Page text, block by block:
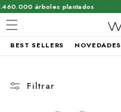
al contenido
árboles plantados
BEST SELLERS NOVEDADES
Filtrar